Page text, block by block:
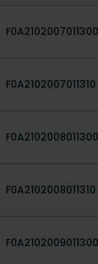
F0A2102007011300
F0A2102007011310
F0A2102008011300
F0A2102008011310
F0A2102009011300